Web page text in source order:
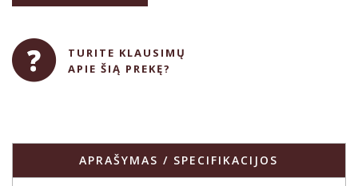
TURITE KLAUSIMŲ
APIE ŠIĄ PREKĘ?
APRAŠYMAS / SPECIFIKACIJOS